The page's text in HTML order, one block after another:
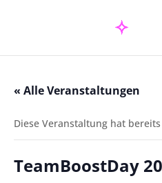
« Alle Veranstaltungen
Diese Veranstaltung hat
TeamBoostDay